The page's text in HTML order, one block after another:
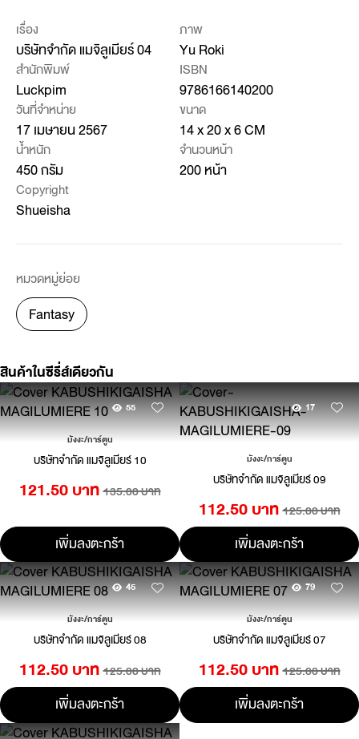
เรื่อง
บริษัทจำกัด แมจิลูเมียร์ 04
ภาพ
Yu Roki
สำนักพิมพ์
Luckpim
ISBN
9786166140200
วันที่จำหน่าย
17 เมษายน 2567
ขนาด
14 x 20 x 6 CM
น้ำหนัก
450 กรัม
จำนวนหน้า
200 หน้า
Copyright
Shueisha
หมวดหมู่ย่อย
Fantasy
สินค้าในซีรี่ส์เดียวกัน
55
มังงะ/การ์ตูน
บริษัทจำกัด แมจิลูเมียร์ 10
121.50 บาท 135.00 บาท
เพิ่มลงตะกร้า
17
มังงะ/การ์ตูน
บริษัทจำกัด แมจิลูเมียร์ 09
112.50 บาท 125.00 บาท
เพิ่มลงตะกร้า
45
มังงะ/การ์ตูน
บริษัทจำกัด แมจิลูเมียร์ 08
112.50 บาท 125.00 บาท
เพิ่มลงตะกร้า
79
มังงะ/การ์ตูน
บริษัทจำกัด แมจิลูเมียร์ 07
112.50 บาท 125.00 บาท
เพิ่มลงตะกร้า